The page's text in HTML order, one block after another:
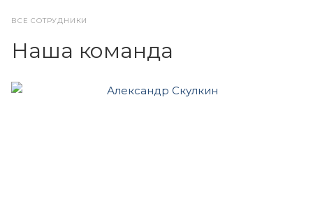
ВСЕ СОТРУДНИКИ
Наша команда